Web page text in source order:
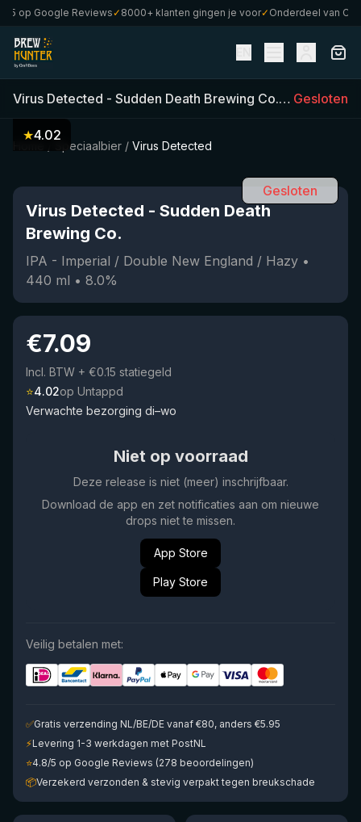
op Google Reviews✓8000+ klanten gingen je voor✓Onderdeel van
Virus Detected - Sudden Death Brewing Co.(440ml)•
Gesloten
Speciaalbier / Virus Detected
★4.02
Gesloten
Virus Detected - Sudden Death
Brewing Co.
IPA - Imperial / Double New England / Hazy •
440 ml • 8.0%
€7.09
Incl. BTW + €0.15 statiegeld
⭐4.02op Untappd
Verwachte bezorging di–wo
Niet op voorraad
Deze release is niet (meer) inschrijfbaar.
Download de app en zet notificaties aan om nieuwe
drops niet te missen.
App Store
Play Store
Veilig betalen met:
✅Gratis verzending NL/BE/DE vanaf €80, anders €5.95
⚡Levering 1-3 werkdagen met PostNL
⭐4.8/5 op Google Reviews (278 beoordelingen)
📦Verzekerd verzonden & stevig verpakt tegen breukschade